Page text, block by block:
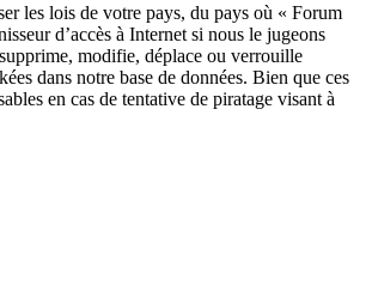
les lois de votre pays, du pays où « Forum
d’accès à Internet si nous le jugeons
modifie, déplace ou verrouille
dans notre base de données. Bien que ces
en cas de tentative de piratage visant à